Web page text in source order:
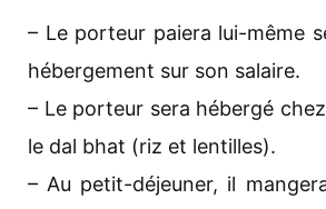
– Le porteur paiera lui-même
hébergement sur son salaire.
– Le porteur sera hébergé
le dal bhat (riz et lentilles).
– Au petit-déjeuner, il